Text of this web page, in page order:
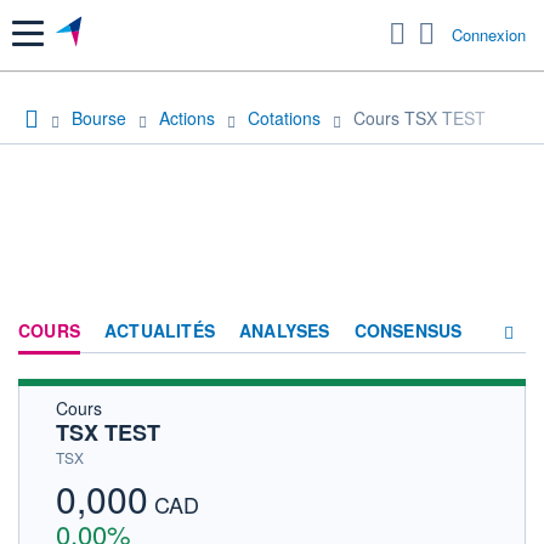
Menu Connexion
Bourse Actions Cotations Cours TSX TEST
COURS ACTUALITÉS ANALYSES CONSENSUS
Cours
TSX TEST
TSX
0,000 CAD
0,00%